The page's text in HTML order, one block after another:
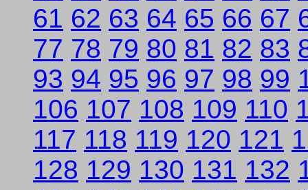
61 62 63 64 65 66 67
77 78 79 80 81 82 83
93 94 95 96 97 98 99
106 107 108 109 110
117 118 119 120 121
128 129 130 131 132